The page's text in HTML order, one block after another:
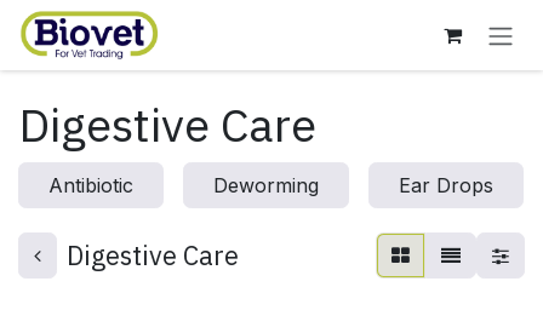
Skip to Content
Digestive Care
Antibiotic Deworming Ear Drops
Digestive Care